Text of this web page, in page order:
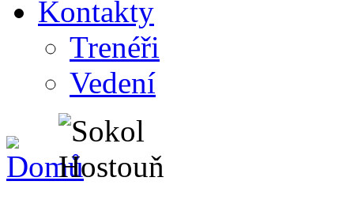
Kontakty
Trenéři
Vedení